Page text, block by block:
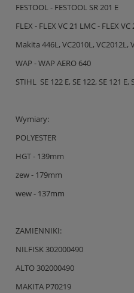
FESTOOL - FESTOOL SR 201 E
FLEX - FLEX VC 21 LMC - FLEX
Makita 446L, VC2010L, VC2012L,
WAP - WAP AERO 640
STIHL SE 122 E, SE 122, SE 121 E,
Wymiary:
POLYESTER
HGT - 139mm
zew - 179mm
wew - 137mm
ZAMIENNIKI:
NILFISK 302000490
ALTO 302000490
MAKITA P70219